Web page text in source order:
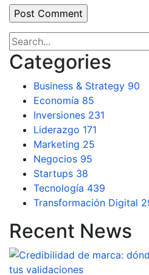
Categories
Business & Strategy 90
Economía 85
Inversiones 231
Liderazgo 171
Marketing 25
Negocios 95
Startups 38
Tecnología 439
Transformación Digital
Recent News